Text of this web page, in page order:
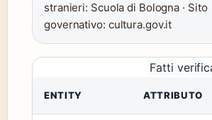
stranieri: Scuola di Bologna · Sito
governativo: cultura.gov.it
Fatti
ENTITY ATTRIBUTO